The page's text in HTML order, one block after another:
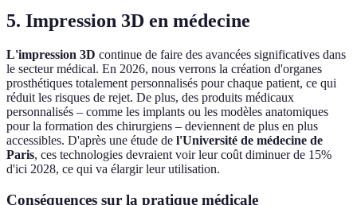
5. Impression 3D en médecine
L'impression 3D continue de faire des avancées significatives dans
le secteur médical. En 2026, nous verrons la création d'organes
prosthétiques totalement personnalisés pour chaque patient, ce qui
réduit les risques de rejet. De plus, des produits médicaux
personnalisés – comme les implants ou les modèles anatomiques
pour la formation des chirurgiens – deviennent de plus en plus
accessibles. D'après une étude de l'Université de médecine de
Paris, ces technologies devraient voir leur coût diminuer de 15%
d'ici 2028, ce qui va élargir leur utilisation.
Conséquences sur la pratique médicale